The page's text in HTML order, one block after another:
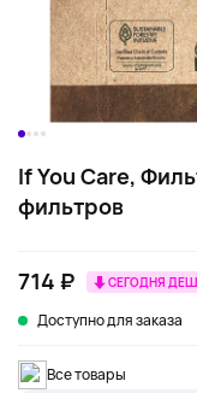
If You Care,
фильтров
714 ₽ СЕГОДНЯ
Доступно для заказа
Все товары